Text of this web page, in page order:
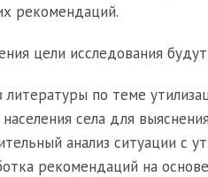
рекомендаций.
цели исследования
литературы по теме
села для
анализ ситуации с
рекомендаций на